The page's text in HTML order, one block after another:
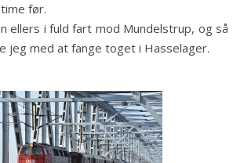
før.
ellers i fuld fart mod Mundelstrup, og så
jeg med at fange toget i Hasselager.